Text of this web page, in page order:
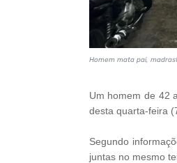
Homem mata pai,
Um homem de 42
desta quarta-feira
Segundo
juntas no mesmo